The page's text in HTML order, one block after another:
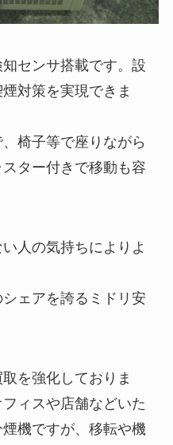
センサ搭載です。設
対策を実現できま
椅子等で座りながら
ター付きで移動も容
人の気持ちによりよ
ェアを誇るミドリ安
を強化しておりま
ィスや店舗などいた
機ですが、移転や機